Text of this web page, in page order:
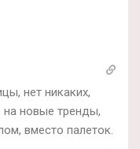
нет никаких,
на новые тренды,
вместо палеток.